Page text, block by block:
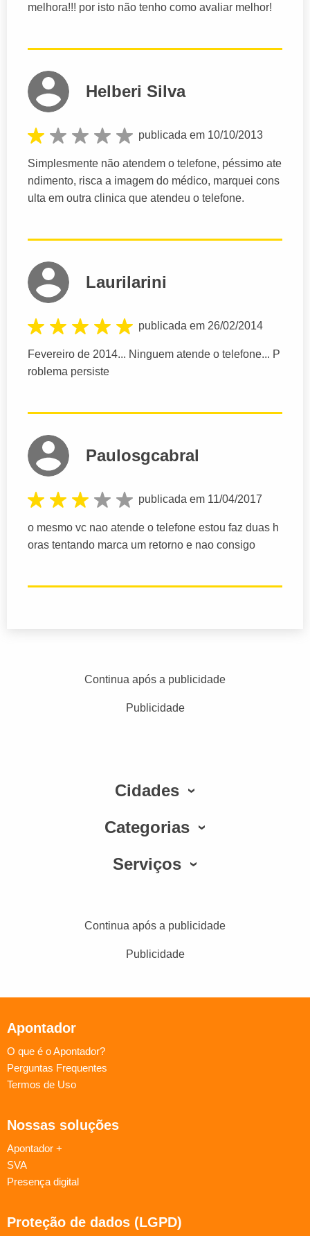
melhora!!! por isto não tenho como avaliar melhor!
Helberi Silva
publicada em 10/10/2013
Simplesmente não atendem o telefone, péssimo ate
ndimento, risca a imagem do médico, marquei cons
ulta em outra clinica que atendeu o telefone.
Laurilarini
publicada em 26/02/2014
Fevereiro de 2014... Ninguem atende o telefone... P
roblema persiste
Paulosgcabral
publicada em 11/04/2017
o mesmo vc nao atende o telefone estou faz duas h
oras tentando marca um retorno e nao consigo
Continua após a publicidade
Publicidade
Cidades
Categorias
Serviços
Continua após a publicidade
Publicidade
Apontador
O que é o Apontador?
Perguntas Frequentes
Termos de Uso
Nossas soluções
Apontador +
SVA
Presença digital
Proteção de dados (LGPD)